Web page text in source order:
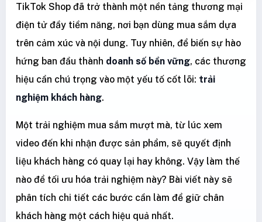
TikTok Shop đã trở thành một nền tảng thương mại
điện tử đầy tiềm năng, nơi bạn dùng mua sắm dựa
trên cảm xúc và nội dung. Tuy nhiên, để biến sự hào
hứng ban đầu thành doanh số bền vững, các thương
hiệu cần chú trọng vào một yếu tố cốt lõi: trải
nghiệm khách hàng.
Một trải nghiệm mua sắm mượt mà, từ lúc xem
video đến khi nhận được sản phẩm, sẽ quyết định
liệu khách hàng có quay lại hay không. Vậy làm thế
nào để tối ưu hóa trải nghiệm này? Bài viết này sẽ
phân tích chi tiết các bước cần làm để giữ chân
khách hàng một cách hiệu quả nhất.